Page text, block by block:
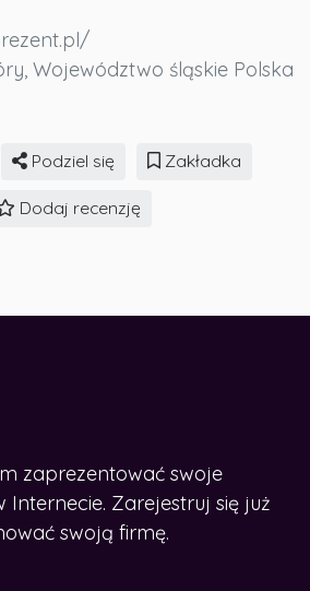
, Województwo śląskie Polska
Podziel się Zakładka
Dodaj recenzję
zaprezentować swoje
Internecie. Zarejestruj się już
swoją firmę.